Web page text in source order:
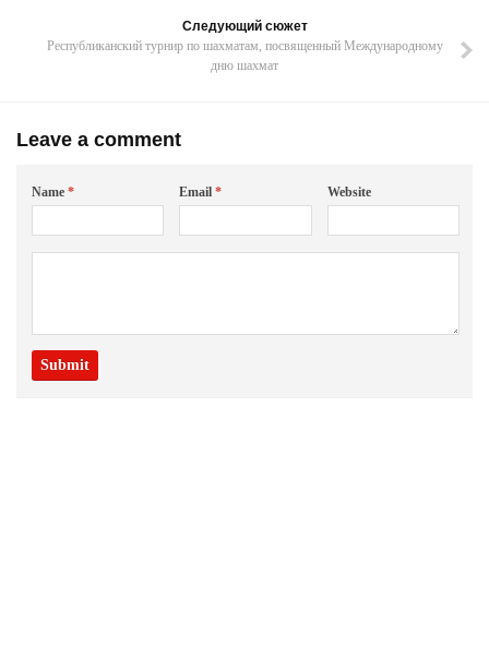
Следующий сюжет
Республиканский турнир по шахматам, посвященный Международному
дню шахмат
Leave a comment
Name * Email* Website